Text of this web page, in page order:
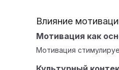
Влияние
Мотивация как
Мотивация